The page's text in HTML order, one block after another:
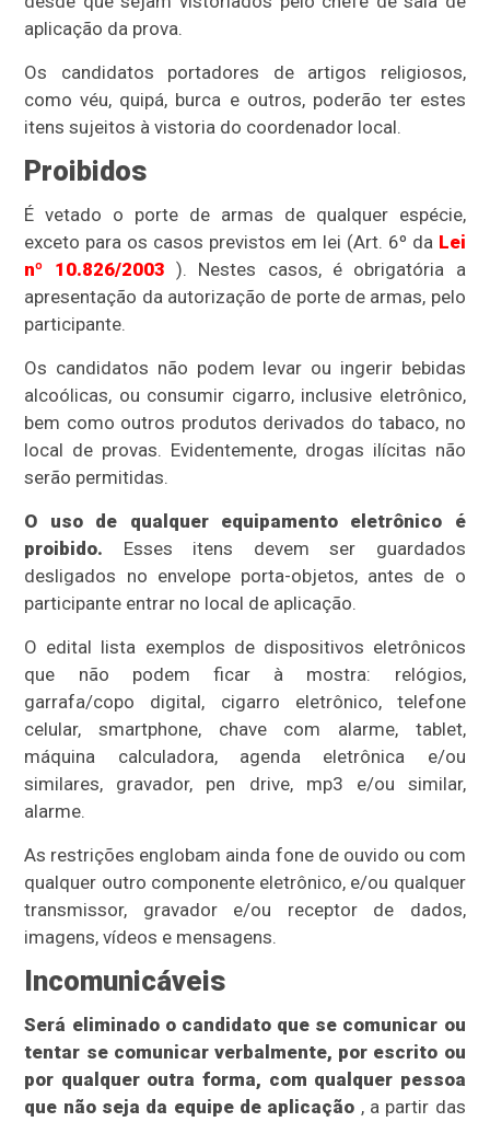
aplicação da prova.
Os candidatos portadores de artigos religiosos,
como véu, quipá, burca e outros, poderão ter estes
itens sujeitos à vistoria do coordenador local.
Proibidos
É vetado o porte de armas de qualquer espécie,
exceto para os casos previstos em lei (Art. 6º da Lei
nº 10.826/2003 ). Nestes casos, é obrigatória a
apresentação da autorização de porte de armas, pelo
participante.
Os candidatos não podem levar ou ingerir bebidas
alcoólicas, ou consumir cigarro, inclusive eletrônico,
bem como outros produtos derivados do tabaco, no
local de provas. Evidentemente, drogas ilícitas não
serão permitidas.
O uso de qualquer equipamento eletrônico é
proibido. Esses itens devem ser guardados
desligados no envelope porta-objetos, antes de o
participante entrar no local de aplicação.
O edital lista exemplos de dispositivos eletrônicos
que não podem ficar à mostra: relógios,
garrafa/copo digital, cigarro eletrônico, telefone
celular, smartphone, chave com alarme, tablet,
máquina calculadora, agenda eletrônica e/ou
similares, gravador, pen drive, mp3 e/ou similar,
alarme.
As restrições englobam ainda fone de ouvido ou com
qualquer outro componente eletrônico, e/ou qualquer
transmissor, gravador e/ou receptor de dados,
imagens, vídeos e mensagens.
Incomunicáveis
Será eliminado o candidato que se comunicar ou
tentar se comunicar verbalmente, por escrito ou
por qualquer outra forma, com qualquer pessoa
que não seja da equipe de aplicação , a partir das